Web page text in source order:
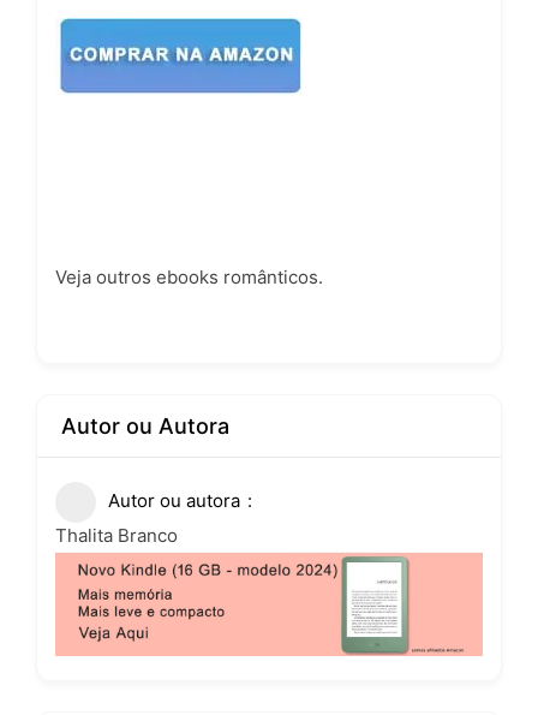
Veja outros ebooks românticos.
Autor ou Autora
Autor ou autora
Thalita Branco